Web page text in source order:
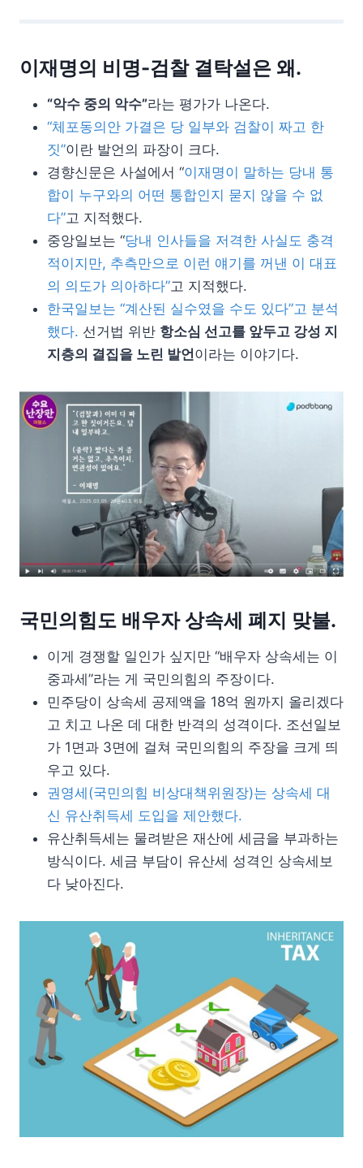
이재명의 비명-검찰 결탁설은 왜.
“악수 중의 악수”라는 평가가 나온다.
“체포동의안 가결은 당 일부와 검찰이 짜고 한
짓”이란 발언의 파장이 크다.
경향신문은 사설에서 “이재명이 말하는 당내 통
합이 누구와의 어떤 통합인지 묻지 않을 수 없
다”고 지적했다.
중앙일보는 “당내 인사들을 저격한 사실도 충격
적이지만, 추측만으로 이런 얘기를 꺼낸 이 대표
의 의도가 의아하다”고 지적했다.
한국일보는 “계산된 실수였을 수도 있다”고 분석
했다. 선거법 위반 항소심 선고를 앞두고 강성 지
지층의 결집을 노린 발언이라는 이야기다.
국민의힘도 배우자 상속세 폐지 맞불.
이게 경쟁할 일인가 싶지만 “배우자 상속세는 이
중과세”라는 게 국민의힘의 주장이다.
민주당이 상속세 공제액을 18억 원까지 올리겠다
고 치고 나온 데 대한 반격의 성격이다. 조선일보
가 1면과 3면에 걸쳐 국민의힘의 주장을 크게 띄
우고 있다.
권영세(국민의힘 비상대책위원장)는 상속세 대
신 유산취득세 도입을 제안했다.
유산취득세는 물려받은 재산에 세금을 부과하는
방식이다. 세금 부담이 유산세 성격인 상속세보
다 낮아진다.